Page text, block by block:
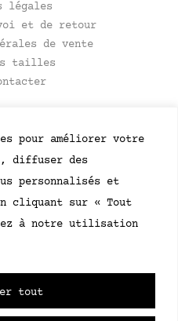
légales
et de retour
de vente
tailles
et les lancements de